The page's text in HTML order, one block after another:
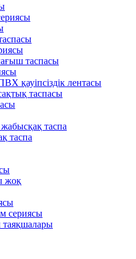
таспасы
қауіпсіздік лентасы
таспасы
таспа
таспа
жоқ
сериясы
таяқшалары